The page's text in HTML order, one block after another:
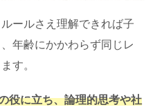
ールさえ理解できれば子
年齢にかかわらず同じレ
す。
役に立ち、論理的思考や社